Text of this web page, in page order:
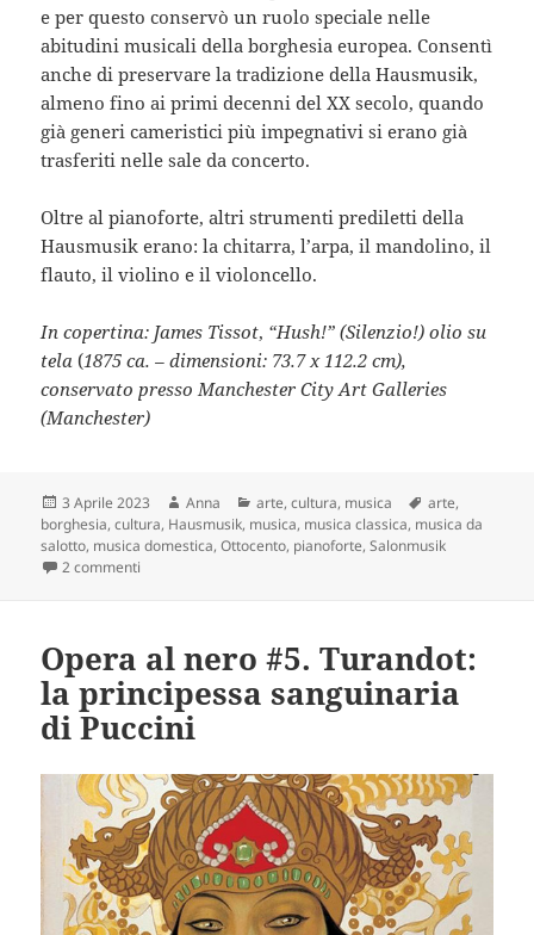
e per questo conservò un ruolo speciale nelle
abitudini musicali della borghesia europea. Consentì
anche di preservare la tradizione della Hausmusik,
almeno fino ai primi decenni del XX secolo, quando
già generi cameristici più impegnativi si erano già
trasferiti nelle sale da concerto.
Oltre al pianoforte, altri strumenti prediletti della
Hausmusik erano: la chitarra, l’arpa, il mandolino, il
flauto, il violino e il violoncello.
In copertina: James Tissot, “Hush!” (Silenzio!)olio su
tela (1875 ca. – dimensioni: 73.7 x 112.2 cm),
conservato presso Manchester City Art Galleries
(Manchester)
Scritto
il
3 Aprile 2023 Autore
Anna Categorie
arte,cultura, musica Tag
arte,
borghesia,cultura, Hausmusik, musica, musica classica, musica da
salotto, musica domestica,Ottocento, pianoforte,Salonmusik
2 commenti
Opera al nero #5. Turandot:
la principessa sanguinaria
di Puccini